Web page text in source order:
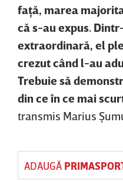
faţă, marea
că s-au expus.
extraordinară, el
crezut când l-au
Trebuie să
din ce în ce mai
transmis Marius
ADAUGĂ